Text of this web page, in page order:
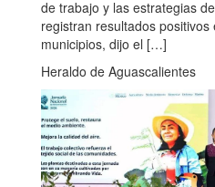
de trabajo y las estrategias
registran resultados
municipios, dijo el […]
Heraldo de Aguascalientes